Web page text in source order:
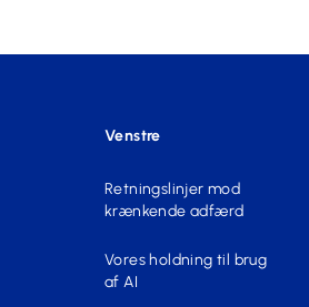
Venstre
Retningslinjer mod
krænkende adfærd
Vores holdning til brug
af AI